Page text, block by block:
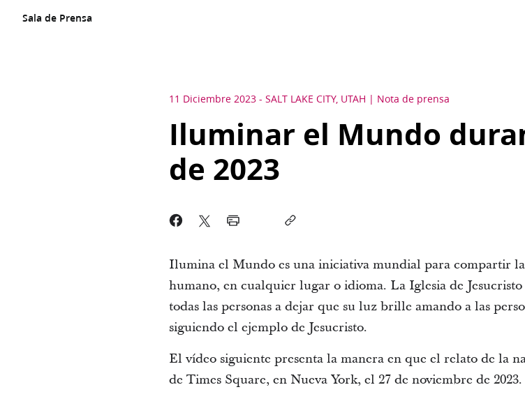
Sala de Prensa
11 Diciembre 2023 - SALT LAKE CITY, UTAH Nota de prensa
Iluminar el Mundo
de 2023
Ilumina el Mundo es una iniciativa mundial para compartir
humano, en cualquier lugar o idioma. La Iglesia de
todas las personas a dejar que su luz brille amando a las
siguiendo el ejemplo de Jesucristo.
El vídeo siguiente presenta la manera en que el relato de la
de Times Square, en Nueva York, el 27 de noviembre de 2023.